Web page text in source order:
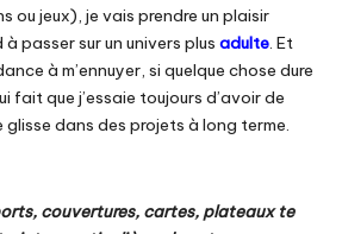
ou jeux), je vais prendre un plaisir
passer sur un univers plus adulte . Et
à m’ennuyer, si quelque chose dure
fait que j’essaie toujours d’avoir de
dans des projets à long terme.
couvertures, cartes, plateaux te